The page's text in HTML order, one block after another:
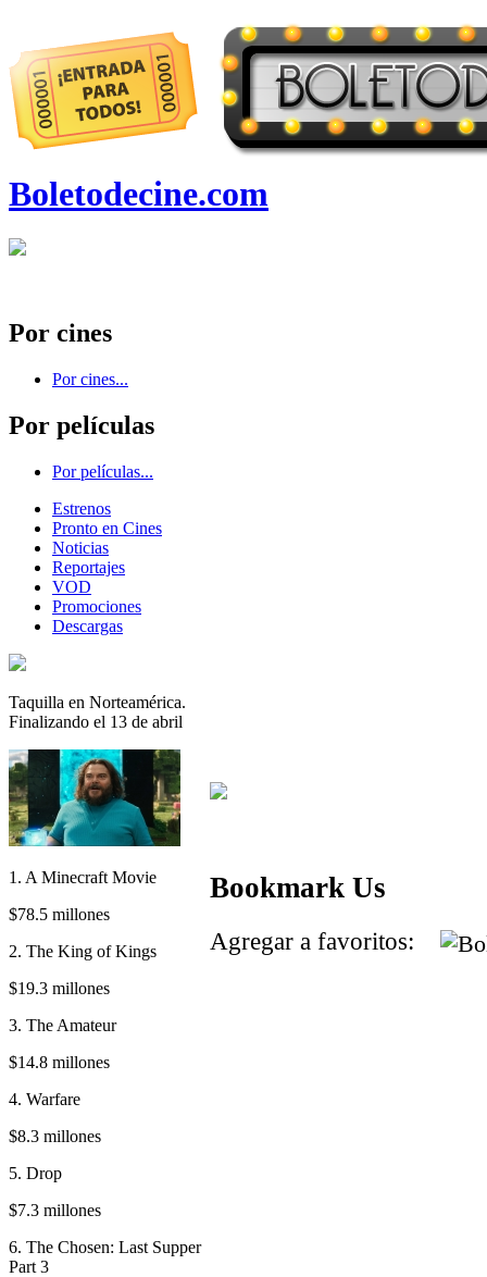
Boletodecine.com
Por cines
Por cines...
Por películas
Por películas...
Estrenos
Pronto en Cines
Noticias
Reportajes
VOD
Promociones
Descargas
Taquilla en Norteamérica.
Finalizando el 13 de abril
1. A Minecraft Movie
$78.5 millones
2. The King of Kings
$19.3 millones
3. The Amateur
$14.8 millones
4. Warfare
$8.3 millones
5. Drop
$7.3 millones
6. The Chosen: Last Supper
Part 3
Bookmark Us
Agregar a favoritos: